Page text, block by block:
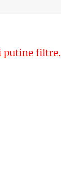
putine filtre.